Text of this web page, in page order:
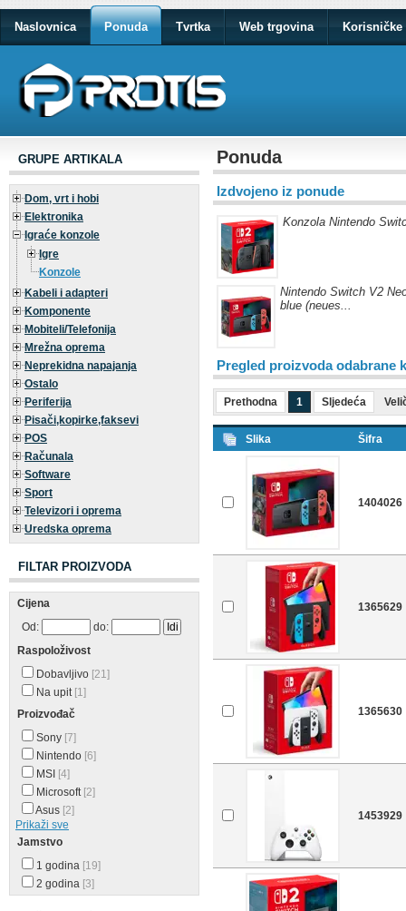
Naslovnica Ponuda Tvrtka Web trgovina Korisničke
GRUPE ARTIKALA
Dom, vrt i hobi
Elektronika
Igraće konzole
Igre
Konzole
Kabeli i adapteri
Komponente
Mobiteli/Telefonija
Mrežna oprema
Neprekidna napajanja
Ostalo
Periferija
Pisači,kopirke,faksevi
POS
Računala
Software
Sport
Televizori i oprema
Uredska oprema
FILTAR PROIZVODA
Cijena
Od:
do:
Raspoloživost
Dobavljivo [21]
Na upit [1]
Proizvođač
Sony [7]
Nintendo [6]
MSI [4]
Microsoft [2]
Asus [2]
Prikaži sve
Jamstvo
1 godina [19]
2 godina [3]
Ponuda
Izdvojeno iz ponude
Konzola Nintendo
Nintendo Switch V2
blue (neues...
Pregled proizvoda odabrane
Prethodna 1 Sljedeća
Slika Šifra
1404026
1365629
1365630
1453929